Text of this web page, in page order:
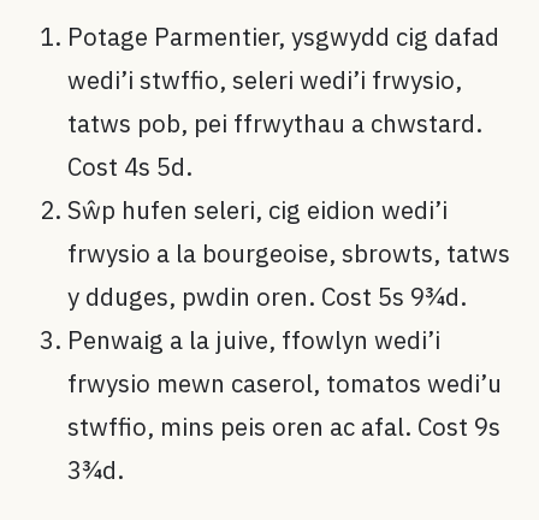
Potage Parmentier, ysgwydd cig dafad
wedi’i stwffio, seleri wedi’i frwysio,
tatws pob, pei ffrwythau a chwstard.
Cost 4s 5d.
Sŵp hufen seleri, cig eidion wedi’i
frwysio a la bourgeoise, sbrowts, tatws
y dduges, pwdin oren. Cost 5s 9¾d.
Penwaig a la juive, ffowlyn wedi’i
frwysio mewn caserol, tomatos wedi’u
stwffio, mins peis oren ac afal. Cost 9s
3¾d.